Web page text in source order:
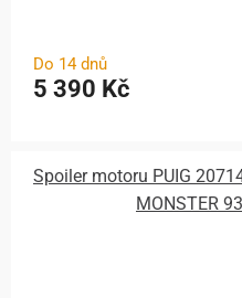
Do 14 dnů
5 390 Kč
Spoiler motoru PUIG
MONSTER